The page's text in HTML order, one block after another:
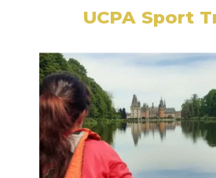
UCPA Sport